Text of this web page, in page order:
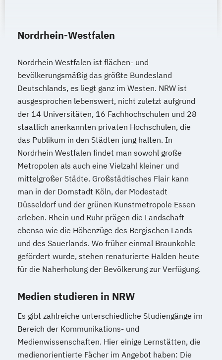
Nordrhein-Westfalen
Nordrhein Westfalen ist flächen- und
bevölkerungsmäßig das größte Bundesland
Deutschlands, es liegt ganz im Westen. NRW ist
ausgesprochen lebenswert, nicht zuletzt aufgrund
der 14 Universitäten, 16 Fachhochschulen und 28
staatlich anerkannten privaten Hochschulen, die
das Publikum in den Städten jung halten. In
Nordrhein Westfalen findet man sowohl große
Metropolen als auch eine Vielzahl kleiner und
mittelgroßer Städte. Großstädtisches Flair kann
man in der Domstadt Köln, der Modestadt
Düsseldorf und der grünen Kunstmetropole Essen
erleben. Rhein und Ruhr prägen die Landschaft
ebenso wie die Höhenzüge des Bergischen Lands
und des Sauerlands. Wo früher einmal Braunkohle
gefördert wurde, stehen renaturierte Halden heute
für die Naherholung der Bevölkerung zur Verfügung.
Medien studieren in NRW
Es gibt zahlreiche unterschiedliche Studiengänge im
Bereich der Kommunikations- und
Medienwissenschaften. Hier einige Lernstätten, die
medienorientierte Fächer im Angebot haben: Die